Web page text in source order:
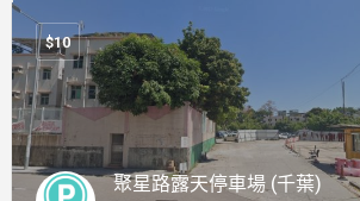
聚星路露天停車場 (千葉)
$10